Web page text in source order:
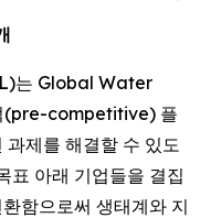
는 Global Water
(pre-competitive) 플
제를 해결할 수 있도
표 아래 기업들을 결집
함으로써 생태계와 지